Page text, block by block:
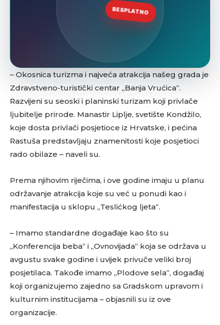
– Okosnica turizma i najveća atrakcija našeg grada je
Zdravstveno-turistički centar „Banja Vrućica“.
Razvijeni su seoski i planinski turizam koji privlače
ljubitelje prirode. Manastir Liplje, svetište Kondžilo,
koje dosta privlači posjetioce iz Hrvatske, i pećina
Rastuša predstavljaju znamenitosti koje posjetioci
rado obilaze – naveli su.
Prema njihovim riječima, i ove godine imaju u planu
održavanje atrakcija koje su već u ponudi kao i
manifestacija u sklopu „Teslićkog ljeta“.
– Imamo standardne događaje kao što su
„Konferencija beba“ i „Ovnovijada“ koja se održava u
avgustu svake godine i uvijek privuče veliki broj
posjetilaca. Takođe imamo „Plodove sela“, događaj
koji organizujemo zajedno sa Gradskom upravom i
kulturnim institucijama – objasnili su iz ove
organizacije.